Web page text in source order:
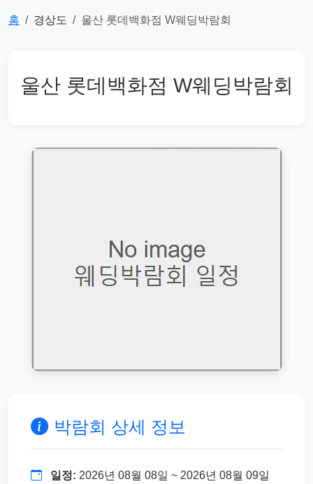
홈 경상도 울산 롯데백화점 W웨딩박람회
울산 롯데백화점 W웨딩박람회
박람회 상세 정보
일정: 2026년 08월 08일 ~ 2026년 08월 09일